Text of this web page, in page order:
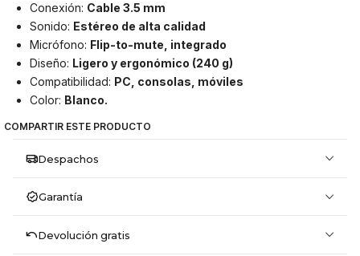
Conexión: Cable 3.5 mm
Sonido: Estéreo de alta calidad
Micrófono: Flip-to-mute, integrado
Diseño: Ligero y ergonómico (240 g)
Compatibilidad: PC, consolas, móviles
Color: Blanco.
COMPARTIR ESTE PRODUCTO
Despachos
Garantía
Devolución gratis